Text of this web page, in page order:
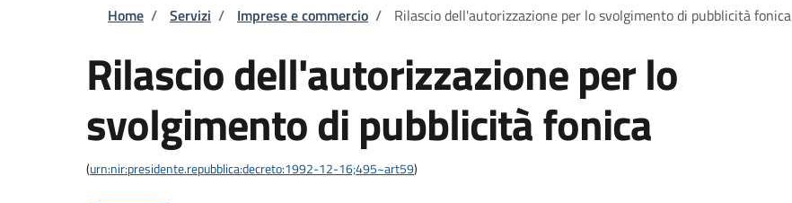
Briciole di pane
Home / Servizi / Imprese e commercio / Rilascio dell'autorizzazione per lo svolgimento di pubblicità fonica
Rilascio dell'autorizzazione per lo
svolgimento di pubblicità fonica
(urn:nir:presidente.repubblica:decreto:1992-12-16;495~art59)